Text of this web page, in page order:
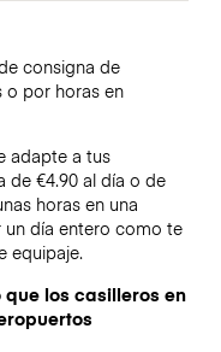
consigna de
o por horas en
adapte a tus
de €4.90 al día o de
horas en una
día entero como te
equipaje.
los casilleros en